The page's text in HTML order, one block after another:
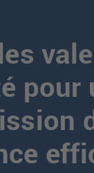
pour